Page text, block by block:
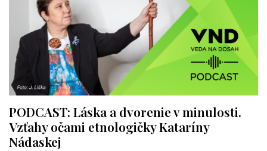
PODCAST: Láska a dvorenie v minulosti.
Vzťahy očami etnologičky Kataríny
Nádaskej